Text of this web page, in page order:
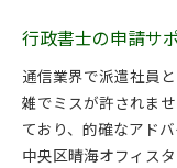
行政書士の申請サ
通信業界で派遣社員
雑でミスが許されま
ており、的確なアド
中央区晴海オフィス